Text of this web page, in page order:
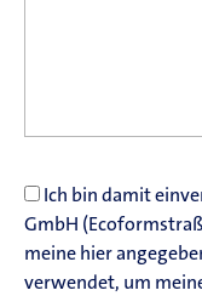
Ich bin damit
GmbH
meine hier
verwendet, um